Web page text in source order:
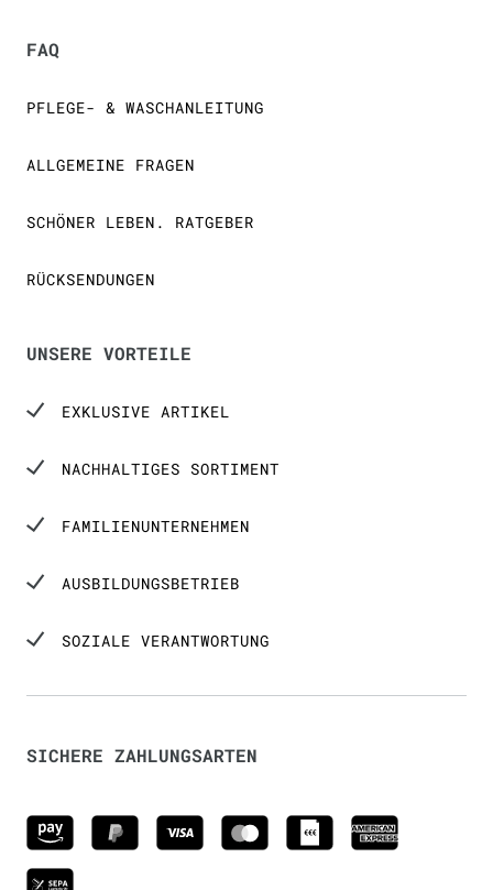
FAQ
PFLEGE- & WASCHANLEITUNG
ALLGEMEINE FRAGEN
SCHÖNER LEBEN. RATGEBER
RÜCKSENDUNGEN
UNSERE VORTEILE
EXKLUSIVE ARTIKEL
NACHHALTIGES SORTIMENT
FAMILIENUNTERNEHMEN
AUSBILDUNGSBETRIEB
SOZIALE VERANTWORTUNG
SICHERE ZAHLUNGSARTEN